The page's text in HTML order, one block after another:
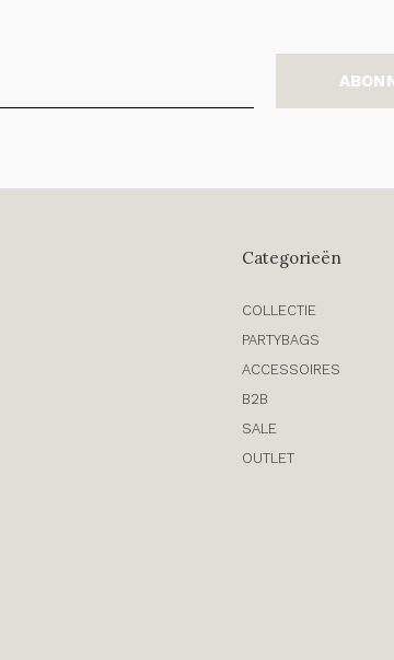
Categorieën
COLLECTIE
PARTYBAGS
ACCESSOIRES
B2B
SALE
OUTLET